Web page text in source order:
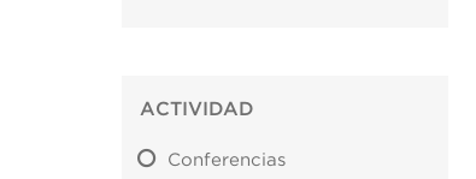
ACTIVIDAD
Conferencias